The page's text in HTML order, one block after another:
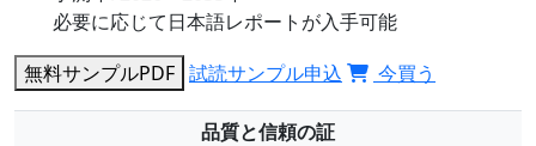
必要に応じて日本語レポートが入手可能
無料サンプルPDF 試読サンプル申込 今買う
品質と信頼の証